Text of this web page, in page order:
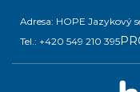
Adresa: HOPE Jazykový
Tel.: +420 549 210 395